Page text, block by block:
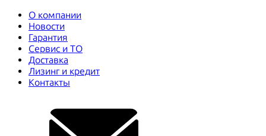
О компании
Новости
Гарантия
Сервис и ТО
Доставка
Лизинг и кредит
Контакты